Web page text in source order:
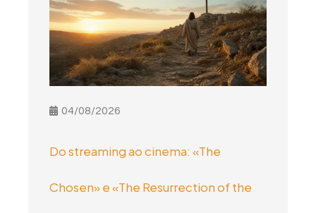
04/08/2026
Do streaming ao cinema: «The
Chosen» e «The Resurrection of the